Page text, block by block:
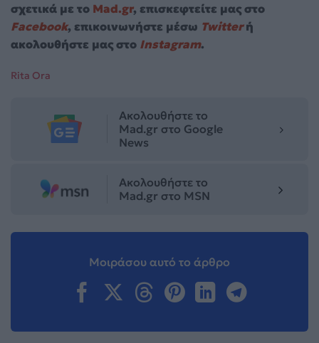
σχετικά με το Mad.gr, επισκεφτείτε μας στο
Facebook, επικοινωνήστε μέσω Twitterή
ακολουθήστε μας στο Instagram.
Rita Ora
Ακολουθήστε το
Mad.gr στο Google
News
Ακολουθήστε το
Mad.gr στο MSN
Μοιράσου αυτό το άρθρο